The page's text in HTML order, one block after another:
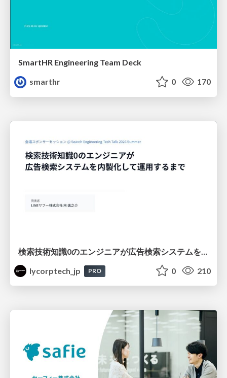
SmartHR Engineering Team Deck
smarthr
0 170
lycorptech_jp
PRO 0 210